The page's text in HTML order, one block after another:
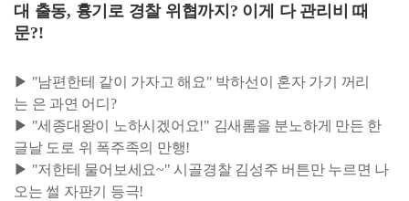
대 출동, 흉기로 경찰 위협까지? 이게 다 관리비 때
문?!
▶ "남편한테 같이 가자고 해요" 박하선이 혼자 가기 꺼리
는 은 과연 어디?
▶ "세종대왕이 노하시겠어요!" 김새롬을 분노하게 만든 한
글날 도로 위 폭주족의 만행!
▶ "저한테 물어보세요~" 시골경찰 김성주 버튼만 누르면 나
오는 썰 자판기 등극!